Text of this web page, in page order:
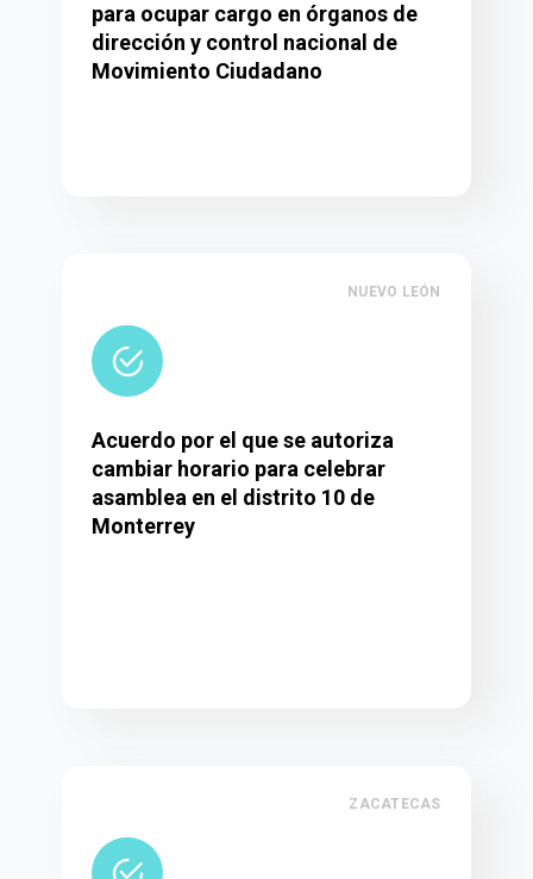
para ocupar cargo en órganos de
dirección y control nacional de
Movimiento Ciudadano
NUEVO LEÓN
Acuerdo por el que se autoriza
cambiar horario para celebrar
asamblea en el distrito 10 de
Monterrey
ZACATECAS